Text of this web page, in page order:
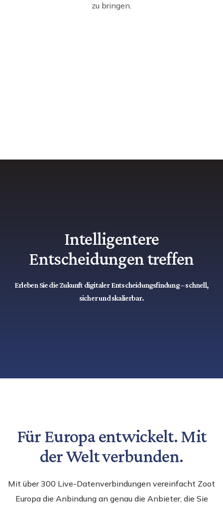
zu bringen.
Intelligentere
Entscheidungen treffen
Erleben Sie die Zukunft digitaler Entscheidungsfindung – schnell,
sicher und skalierbar.
Für Europa entwickelt. Mit
der Welt verbunden.
Mit über 300 Live-Datenverbindungen vereinfacht Zoot
Europa die Anbindung an genau die Anbieter, die Sie